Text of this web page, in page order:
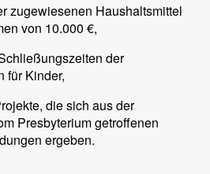
zugewiesenen Haushaltsmittel
von 10.000 €,
der
für Kinder,
die sich aus der
Presbyterium getroffenen
ergeben.